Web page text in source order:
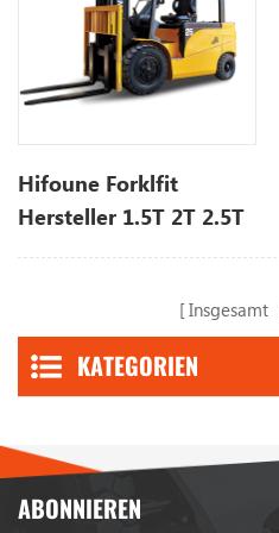
Hifoune Forklfit
Hersteller 1.5T 2T 2.5T
3ton Protable Hyundai
Insgesamt
KATEGORIEN
ABONNIEREN